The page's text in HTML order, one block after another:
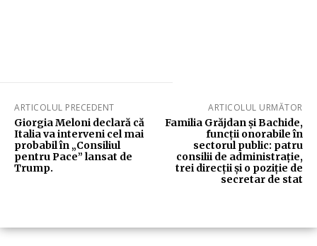
ARTICOLUL PRECEDENT
Giorgia Meloni declară că
Italia va interveni cel mai
probabil în „Consiliul
pentru Pace” lansat de
Trump.
ARTICOLUL URMĂTOR
Familia Grăjdan și Bachide,
funcții onorabile în
sectorul public: patru
consilii de administrație,
trei direcții și o poziție de
secretar de stat